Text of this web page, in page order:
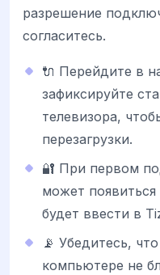
разрешение
согласитесь.
🔌 Перейдите в
зафиксируйте
телевизора,
перезагрузки.
🔐 При первом
может
будет ввести в
📡 Убедитесь,
компьютере не